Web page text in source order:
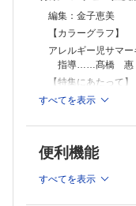
【トピック】
①アトピー性皮膚炎
②アトピー性皮膚炎
心が歌えば，世界が揺
レッドライン
むかしといまを繋ぐ
苦は楽の種；苦労す
磯崎三喜年
難病を抱えたこども
編集：金子恵美
【カラーグラフ】
アレルギー児サマ
指導……髙橋 惠
【特集にあたって】
増えていく治療の
①アトピー性皮膚炎
療……杉山晃子
すべてを表示
便利機能
すべてを表示